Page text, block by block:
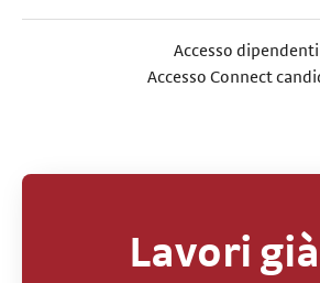
Accesso dipendenti
Accesso Connect
Lavori